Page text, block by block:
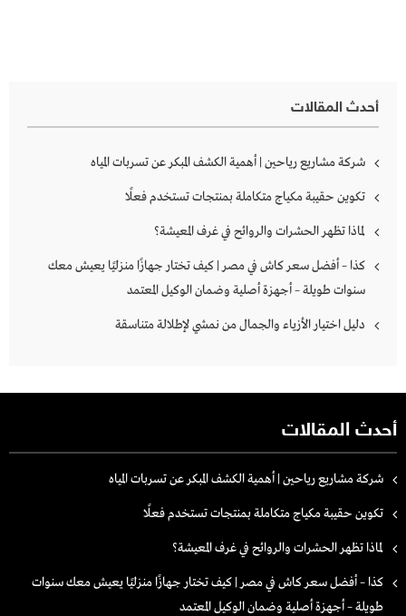
أحدث المقالات
شركة مشاريع رياحين | أهمية الكشف المبكر عن تسربات المياه
تكوين حقيبة مكياج متكاملة بمنتجات تستخدم فعلًا
لماذا تظهر الحشرات والروائح في غرف المعيشة؟
كذا – أفضل سعر كاش في مصر | كيف تختار جهازًا منزليًا يعيش معك
سنوات طويلة – أجهزة أصلية وضمان الوكيل المعتمد
دليل اختيار الأزياء والجمال من نمشي لإطلالة متناسقة
أحدث المقالات
شركة مشاريع رياحين | أهمية الكشف المبكر عن تسربات المياه
تكوين حقيبة مكياج متكاملة بمنتجات تستخدم فعلًا
لماذا تظهر الحشرات والروائح في غرف المعيشة؟
كذا – أفضل سعر كاش في مصر | كيف تختار جهازًا منزليًا يعيش معك سنوات
طويلة – أجهزة أصلية وضمان الوكيل المعتمد